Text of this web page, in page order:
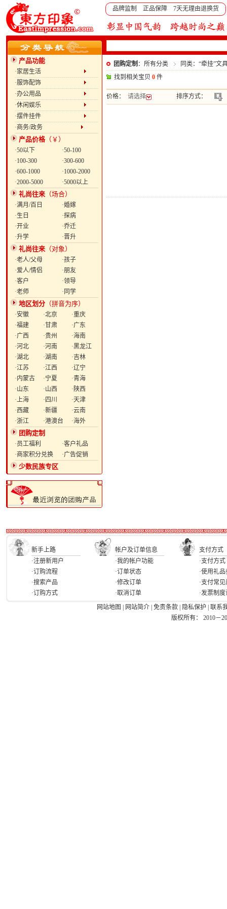
品牌监制 正品保障 7天无理由退换货
产品功能
·家居生活
·服饰配饰
·办公用品
·休闲娱乐
·摆件挂件
·商务/政务
产品价格（￥）
·50以下
·50-100
·100-300
·300-600
·600-1000
·1000-2000
·2000-5000
·5000以上
礼尚往来 （场合）
·满月/百日
·婚嫁
·生日
·探病
·开业
·乔迁
·升学
·晋升
礼尚往来 （对象）
·老人/父母
·孩子
·爱人/情侣
·朋友
·客户
·领导
·老师
·同学
地区划分 （拼音为序）
·安徽 ·北京
·重庆
·福建
·甘肃
·广东
·广西
·贵州
·海南
·河北
·河南
·黑龙江
·湖北
·湖南
·吉林
·江苏
·江西
·辽宁
·内蒙古
·宁夏
·青海
·山东
·山西
·陕西
·上海
·四川
·天津
·西藏
·新疆
·云南
·浙江
·港澳台 ·海外
团购定制
·员工福利
·客户礼品
·商家积分兑换
·广告促销
少数民族专区
团购定制 ：所有分类
同类：“牵挂”文
找到相关宝贝 0 件
价格： 请选择 排序方式：
新手上路 帐户及订单信息
支付方式
·注册新用户
·订购流程
·搜索产品
·订购方式
·我的帐户功能
·订单状态
·修改订单
·取消订单
·支付方式
·使用礼品
·支付常
·发票制
网站地图
网站简介 免责条款 隐私保护
联系
版权所有： 2010－